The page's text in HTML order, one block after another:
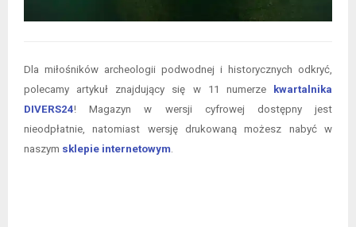
Dla miłośników archeologii podwodnej i historycznych odkryć,
polecamy artykuł znajdujący się w 11 numerze
kwartalnika
DIVERS24! Magazyn w wersji cyfrowej dostępny jest
nieodpłatnie, natomiast wersję drukowaną możesz nabyć w
naszym sklepie internetowym.